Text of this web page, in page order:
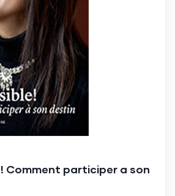
Comment participer a son